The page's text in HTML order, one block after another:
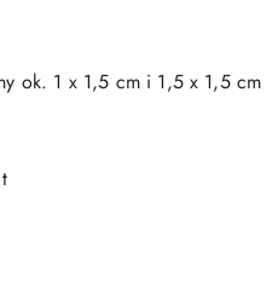
ok. 1 x 1,5 cm i 1,5 x 1,5 cm